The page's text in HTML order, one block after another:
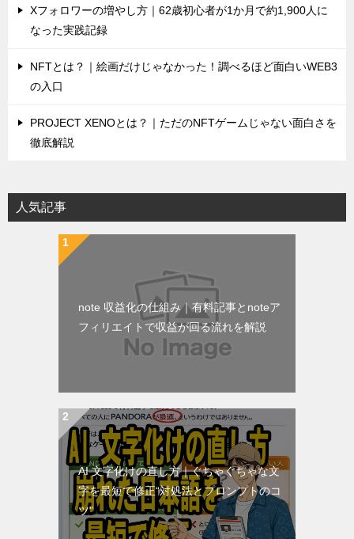
Xフォロワーの増やし方｜62歳初心者が1か月で約1,900人に
なった実践記録
NFTとは？｜絵画だけじゃなかった！調べるほど面白いWEB3
の入口
PROJECT XENOとは？｜ただのNFTゲームじゃない面白さを
徹底解説
人気記事
note 収益化の仕組み｜有料記事とnoteア
フィリエイトで収益が回る流れを解説
AI 文字化けの直し方｜ぐちゃぐちゃな文
字を最短で修正“対処法とプロンプトのコ
ツ”